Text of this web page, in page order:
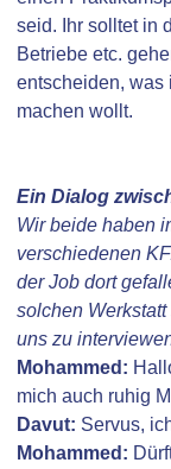
seid. Ihr solltet in
Betriebe etc.
entscheiden, was
machen wollt.
Ein Dialog
Wir beide haben
verschiedenen
der Job dort
solchen
uns zu
Mohammed:
mich auch ruhig
Davut: Servus,
Mohammed: